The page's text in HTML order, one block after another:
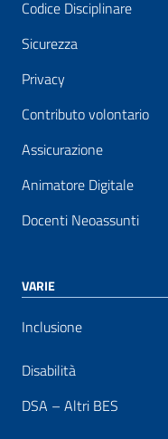
Codice Disciplinare
Sicurezza
Privacy
Contributo volontario
Assicurazione
Animatore Digitale
Docenti Neoassunti
VARIE
Inclusione
Disabilità
DSA – Altri BES